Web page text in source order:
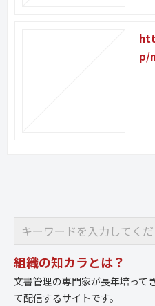
p/
組織の知カラとは？
文書管理の専門家が長年培って
て配信するサイトです。